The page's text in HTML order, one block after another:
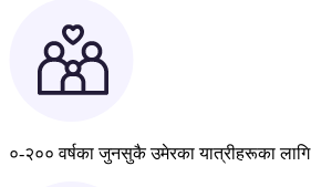
०-२०० वर्षका जुनसुकै उमेरका यात्रीहरूका लागि